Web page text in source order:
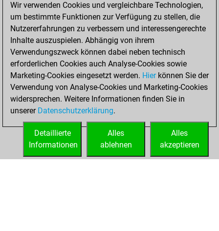
Fritz
You
achieved a new Elo
of 1616
Freitag, Juni 4,
2021
You won
against Fritz
Fritz
You created
your Fritz account
Wir verwenden Cookies und vergleichbare Technologien,
um bestimmte Funktionen zur Verfügung zu stellen, die
Nutzererfahrungen zu verbessern und interessengerechte
Inhalte auszuspielen. Abhängig von ihrem
Verwendungszweck können dabei neben technisch
erforderlichen Cookies auch Analyse-Cookies sowie
Marketing-Cookies eingesetzt werden. Hierkönnen Sie der
Verwendung von Analyse-Cookies und Marketing-Cookies
widersprechen. Weitere Informationen finden Sie in
unserer Datenschutzerklärung.
Alles
akzeptieren
Alles
ablehnen
Detaillierte
Informationen